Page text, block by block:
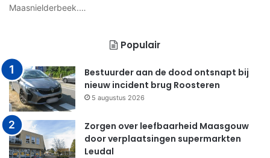
Maasnielderbeek.…
Populair
Bestuurder aan de dood ontsnapt bij
nieuw incident brug Roosteren
5 augustus 2026
Zorgen over leefbaarheid Maasgouw
door verplaatsingen supermarkten
Leudal